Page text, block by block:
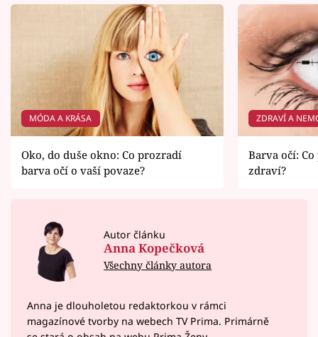
MÓDA A KRÁSA
Oko, do duše okno: Co prozradí
barva očí o vaší povaze?
ZDRAVÍ A
Barva očí:
zdraví?
Autor článku
Anna Kopečková
Všechny články autora
Anna je dlouholetou redaktorkou v rámci
magazínové tvorby na webech TV Prima. Primárně